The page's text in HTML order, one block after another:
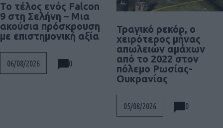
Το τέλος ενός Falcon
9 στη Σελήνη – Μια
ακούσια πρόσκρουση
με επιστημονική αξία
06/08/2026 0
Τραγικό ρεκόρ, ο
χειρότερος μήνας
απωλειών αμάχων
από το 2022 στον
πόλεμο Ρωσίας-
Ουκρανίας
05/08/2026 0